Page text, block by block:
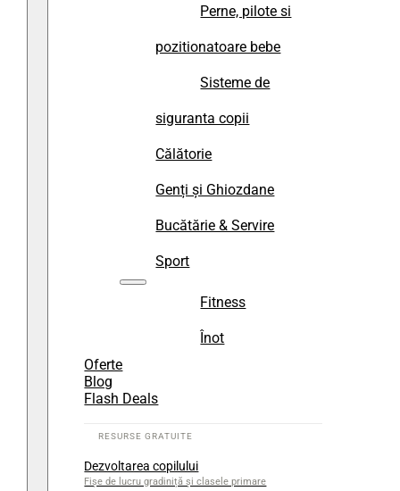
Perne, pilote si
pozitionatoare bebe
Sisteme de
siguranta copii
Călătorie
Genți și Ghiozdane
Bucătărie & Servire
Sport
Fitness
Înot
Oferte
Blog
Flash Deals
Dezvoltarea copilului
Fișe de lucru gradiniță și clasele primare